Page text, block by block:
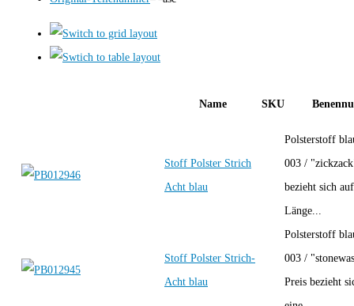
Name SKU
Stoff Polster Strich
Acht blau
Polsterstoff
003 /
bezieht sich
Länge...
Stoff Polster Strich-
Acht blau
Polsterstoff
003 /
Preis bezieht